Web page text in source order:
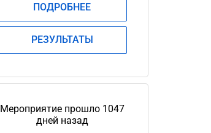
ПОДРОБНЕЕ
РЕЗУЛЬТАТЫ
Мероприятие прошло 1047
дней назад